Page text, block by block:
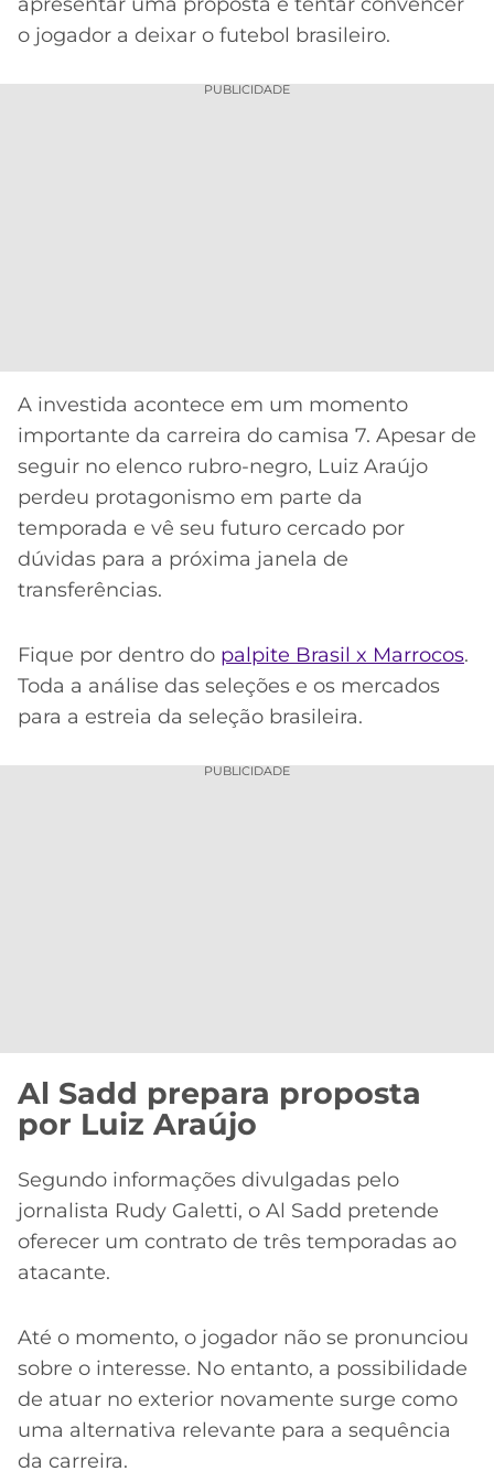
ONLINE
LALIGA
o jogador a deixar o futebol brasileiro.
PUBLICIDADE
A investida acontece em um momento
importante da carreira do camisa 7. Apesar de
seguir no elenco rubro-negro, Luiz Araújo
perdeu protagonismo em parte da
temporada e vê seu futuro cercado por
dúvidas para a próxima janela de
transferências.
Fique por dentro do palpite Brasil x Marrocos.
Toda a análise das seleções e os mercados
para a estreia da seleção brasileira.
PUBLICIDADE
Al Sadd prepara proposta
por Luiz Araújo
Segundo informações divulgadas pelo
jornalista Rudy Galetti, o Al Sadd pretende
oferecer um contrato de três temporadas ao
atacante.
Até o momento, o jogador não se pronunciou
sobre o interesse. No entanto, a possibilidade
de atuar no exterior novamente surge como
uma alternativa relevante para a sequência
da carreira.